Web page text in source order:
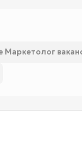
Маркетолог